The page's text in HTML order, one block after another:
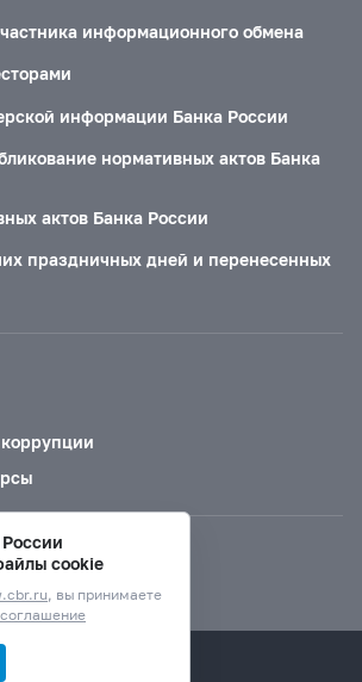
информационного обмена
информации Банка России
нормативных актов Банка
актов Банка России
праздничных дней и перенесенных
cookie
, вы принимаете